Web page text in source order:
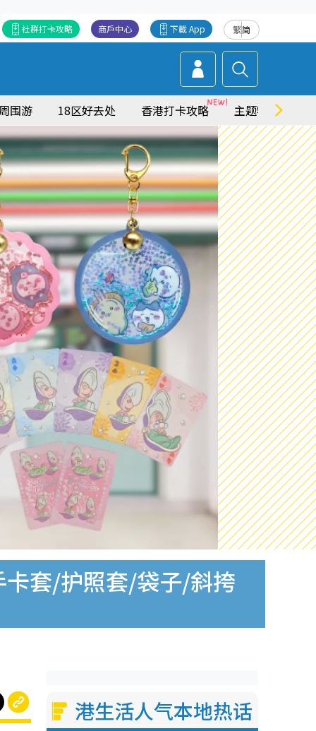
繁简
下載 App
商戶中心
社群打卡攻略
围游 18区好去处 香港打卡攻略 主题特集
卡套/护照套/袋子/斜挎
港生活人气本地热话